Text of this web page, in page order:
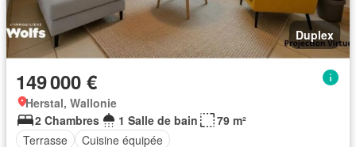
Duplex
149 000 €
Herstal, Wallonie
2 Chambres
1 Salle de bain
79 m²
Terrasse
Cuisine équipée